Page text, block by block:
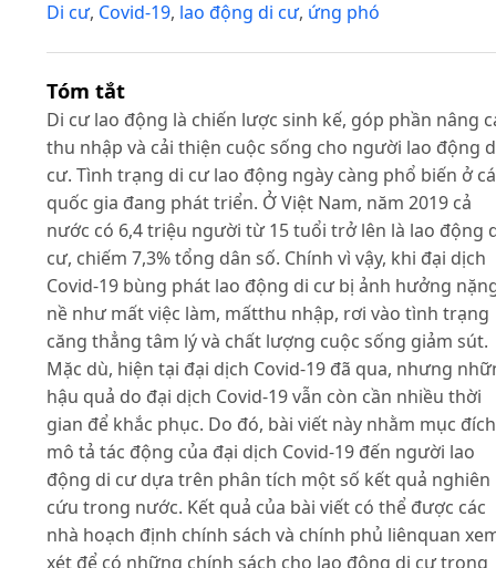
Di cư, Covid-19, lao động di cư, ứng phó
Tóm tắt
Di cư lao động là chiến lược sinh kế, góp phần nâng
thu nhập và cải thiện cuộc sống cho người lao động
cư. Tình trạng di cư lao động ngày càng phổ biến ở
quốc gia đang phát triển. Ở Việt Nam, năm 2019 cả
nước có 6,4 triệu người từ 15 tuổi trở lên là lao động
cư, chiếm 7,3% tổng dân số. Chính vì vậy, khi đại dịch
Covid-19 bùng phát lao động di cư bị ảnh hưởng
nề như mất việc làm, mấtthu nhập, rơi vào tình trạng
căng thẳng tâm lý và chất lượng cuộc sống giảm sút.
Mặc dù, hiện tại đại dịch Covid-19 đã qua, nhưng
hậu quả do đại dịch Covid-19 vẫn còn cần nhiều thời
gian để khắc phục. Do đó, bài viết này nhằm mục đích
mô tả tác động của đại dịch Covid-19 đến người lao
động di cư dựa trên phân tích một số kết quả nghiên
cứu trong nước. Kết quả của bài viết có thể được các
nhà hoạch định chính sách và chính phủ liênquan
xét để có những chính sách cho lao động di cư trong